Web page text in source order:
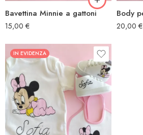
Bavettina Minnie a gattoni
15,00 € 20,00 €
IN EVIDENZA